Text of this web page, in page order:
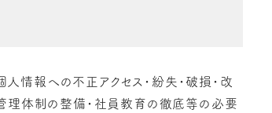
情報への不正アクセス・紛失・破損・改
管理体制の整備・社員教育の徹底等の必要